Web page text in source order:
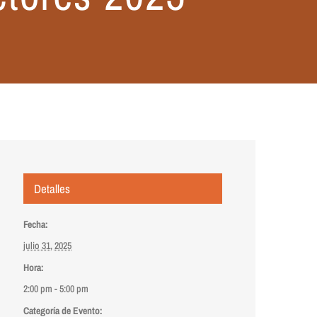
Detalles
Fecha:
julio 31, 2025
Hora:
2:00 pm - 5:00 pm
Categoría de Evento: